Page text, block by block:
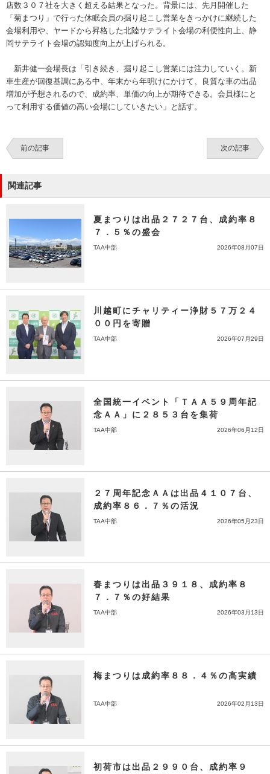
店数３０７社を大きく超える結果となった。背景には、先月開催した
「菊まつり」で行った休眠会員の掘り起こし営業をきっかけに継続した
会場利用や、ヤードから昇格した北陸サテライト会場の利便性向上、静
岡サテライト会場の認知度向上が上げられる。
新井健一会場長は「引き続き、掘り起こし営業には注力していく。新
車生産が回復基調にある中、年末から年明けにかけて、良質な車の出品
増加が予想されるので、成約率、単価の向上が期待できる。会員様にと
って利用する価値の高い会場にしていきたい」と話す。
前の記事 次の記事
関連記事
夏まつりは出品２７２７台、成約率８
７．５％の盛会
TAA中部 2026年08月07日
川越町にチャリティー浄財５７万２４
００円を寄贈
TAA中部 2026年07月29日
全国統一イベント「ＴＡＡ５９周年記
念ＡＡ」に２８５３台を集荷
TAA中部 2026年06月12日
２７周年記念ＡＡは出品４１０７台、
成約率８６．７％の活況
TAA中部 2026年05月23日
春まつりは出品３９１８、成約率８
７．７％の好結果
TAA中部 2026年03月13日
梅まつりは成約率８８．４％の高実績
TAA中部 2026年02月13日
初荷市は出品２９９０台、成約率９